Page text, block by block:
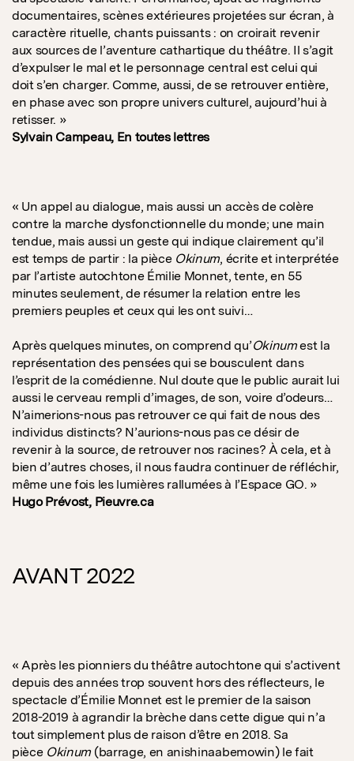
documentaires, scènes extérieures projetées sur écran, à
caractère rituelle, chants puissants : on croirait revenir
aux sources de l’aventure cathartique du théâtre. Il s’agit
d’expulser le mal et le personnage central est celui qui
doit s’en charger. Comme, aussi, de se retrouver entière,
en phase avec son propre univers culturel, aujourd’hui à
retisser. »
Sylvain Campeau, En toutes lettres
« Un appel au dialogue, mais aussi un accès de colère
contre la marche dysfonctionnelle du monde; une main
tendue, mais aussi un geste qui indique clairement qu’il
est temps de partir : la pièce Okinum, écrite et interprétée
par l’artiste autochtone Émilie Monnet, tente, en 55
minutes seulement, de résumer la relation entre les
premiers peuples et ceux qui les ont suivi…
Après quelques minutes, on comprend qu’Okinumest la
représentation des pensées qui se bousculent dans
l’esprit de la comédienne. Nul doute que le public aurait lui
aussi le cerveau rempli d’images, de son, voire d’odeurs…
N’aimerions-nous pas retrouver ce qui fait de nous des
individus distincts? N’aurions-nous pas ce désir de
revenir à la source, de retrouver nos racines? À cela, et à
bien d’autres choses, il nous faudra continuer de réfléchir,
même une fois les lumières rallumées à l’Espace GO. »
Hugo Prévost, Pieuvre.ca
AVANT 2022
« Après les pionniers du théâtre autochtone qui s’activent
depuis des années trop souvent hors des réflecteurs, le
spectacle d’Émilie Monnet est le premier de la saison
2018-2019 à agrandir la brèche dans cette digue qui n’a
tout simplement plus de raison d’être en 2018. Sa
pièce Okinum(barrage, en anishinaabemowin) le fait